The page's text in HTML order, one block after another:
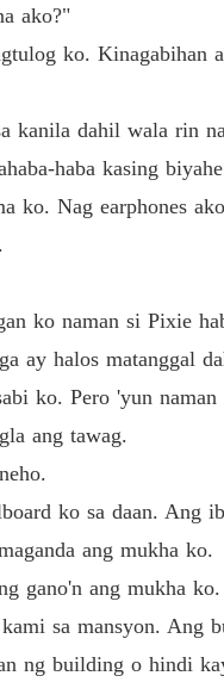
ako?"
ko. Kinagabihan
kanila dahil wala rin
haba kasing
ko. Nag earphones
ko naman si Pixie
halos matanggal
ko. Pero 'yun
ang tawag.
ko sa daan. Ang
ang mukha ko.
gano'n ang mukha ko.
sa mansyon. Ang
ng building o hindi